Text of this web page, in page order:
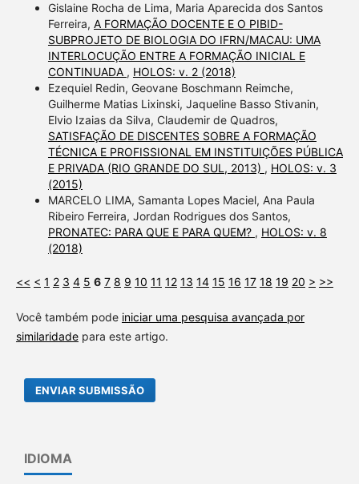
Gislaine Rocha de Lima, Maria Aparecida dos Santos
Ferreira, A FORMAÇÃO DOCENTE E O PIBID-
SUBPROJETO DE BIOLOGIA DO IFRN/MACAU: UMA
INTERLOCUÇÃO ENTRE A FORMAÇÃO INICIAL E
CONTINUADA , HOLOS: v. 2 (2018)
Ezequiel Redin, Geovane Boschmann Reimche,
Guilherme Matias Lixinski, Jaqueline Basso Stivanin,
Elvio Izaias da Silva, Claudemir de Quadros,
SATISFAÇÃO DE DISCENTES SOBRE A FORMAÇÃO
TÉCNICA E PROFISSIONAL EM INSTITUIÇÕES PÚBLICA
E PRIVADA (RIO GRANDE DO SUL, 2013) , HOLOS: v. 3
(2015)
MARCELO LIMA, Samanta Lopes Maciel, Ana Paula
Ribeiro Ferreira, Jordan Rodrigues dos Santos,
PRONATEC: PARA QUE E PARA QUEM? , HOLOS: v. 8
(2018)
<< < 1 2 3 4 5 6 7 8 9 10 11 12 13 14 15 16 17 18 19 20 > >>
Você também pode iniciar uma pesquisa avançada por
similaridadepara este artigo.
ENVIAR SUBMISSÃO
IDIOMA